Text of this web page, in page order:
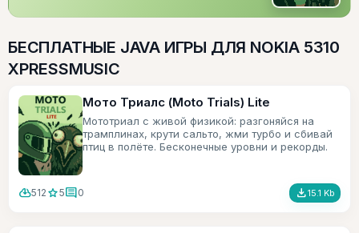
БЕСПЛАТНЫЕ JAVA ИГРЫ ДЛЯ NOKIA 5310
XPRESSMUSIC
Мото Триалс (Moto Trials) Lite
Мототриал с живой физикой: разгоняйся на
трамплинах, крути сальто, жми турбо и сбивай
птиц в полёте. Бесконечные уровни и рекорды.
cloud_download512 star5comment0 file_download15.1 Kb